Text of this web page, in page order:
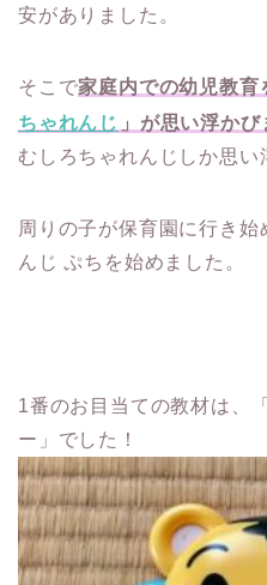
安がありました。
そこで家庭内での幼児教育
ちゃれんじ 」が思い浮かび
むしろちゃれんじしか思い
周りの子が保育園に行き
んじ ぷちを始めました。
1番のお目当ての教材は、
ー」でした！